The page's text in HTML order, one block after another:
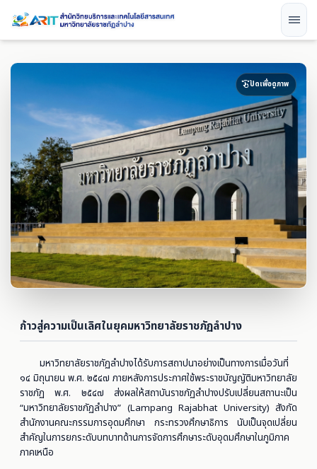
menu
(๒๕๔๗ - ปัจจุบัน)
swipeปัดเพื่อดูภาพ
ก้าวสู่ความเป็นเลิศในยุคมหาวิทยาลัยราชภัฏลำปาง
มหาวิทยาลัยราชภัฏลำปางได้รับการสถาปนาอย่างเป็นทางการเมื่อวันที่
๑๔ มิถุนายน พ.ศ. ๒๕๔๗ ภายหลังการประกาศใช้พระราชบัญญัติมหาวิทยาลัย
ราชภัฏ พ.ศ. ๒๕๔๗ ส่งผลให้สถาบันราชภัฏลำปางปรับเปลี่ยนสถานะเป็น
“มหาวิทยาลัยราชภัฏลำปาง” (Lampang Rajabhat University) สังกัด
สำนักงานคณะกรรมการอุดมศึกษา กระทรวงศึกษาธิการ นับเป็นจุดเปลี่ยน
สำคัญในการยกระดับบทบาทด้านการจัดการศึกษาระดับอุดมศึกษาในภูมิภาค
ภาคเหนือ